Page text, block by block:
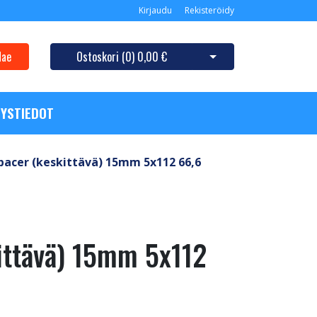
Kirjaudu Rekisteröidy
Ostoskori (0) 0,00 € Avaa ostoskori
(keskittävä) 15mm 5x112 66,6
15mm 5x112